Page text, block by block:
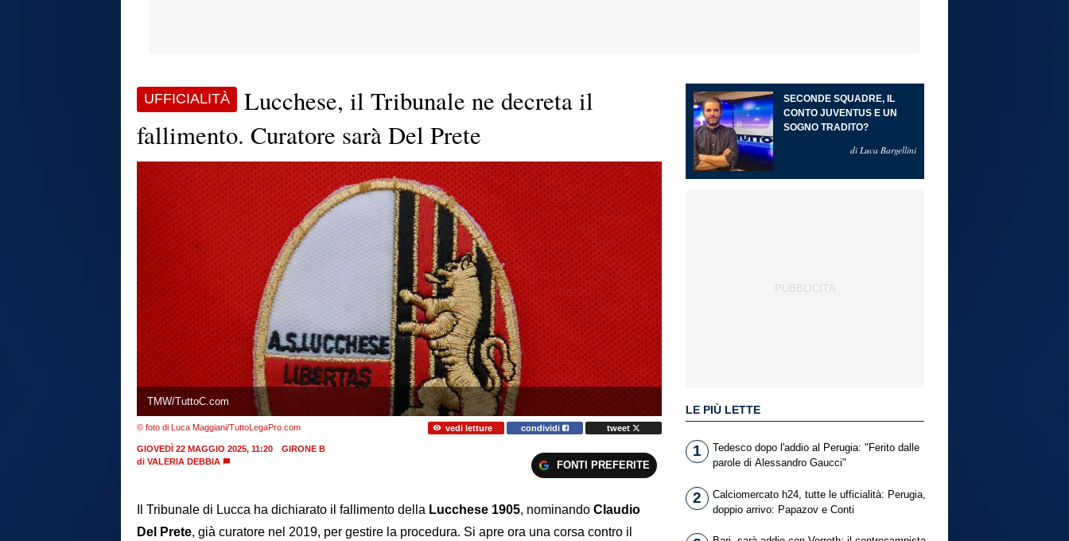
UFFICIALITÀ
Lucchese, il Tribunale ne decreta il
fallimento. Curatore sarà Del Prete
TMW/TuttoC.com
© foto di Luca Maggiani/TuttoLegaPro.com vedi letture condividi tweet
GIOVEDÌ 22 MAGGIO 2025, 11:20
GIRONE B
di VALERIA DEBBIA FONTI PREFERITE
Il Tribunale di Lucca ha dichiarato il fallimento della Lucchese 1905, nominando Claudio
Del Prete, già curatore nel 2019, per gestire la procedura. Si apre ora una corsa contro il
SECONDE SQUADRE, IL
CONTO JUVENTUS E UN
SOGNO TRADITO?
di Luca Bargellini
LE PIÙ LETTE
1
Tedesco dopo l'addio al Perugia: "Ferito dalle
parole di Alessandro Gaucci"
2
Calciomercato h24, tutte le ufficialità: Perugia,
doppio arrivo: Papazov e Conti